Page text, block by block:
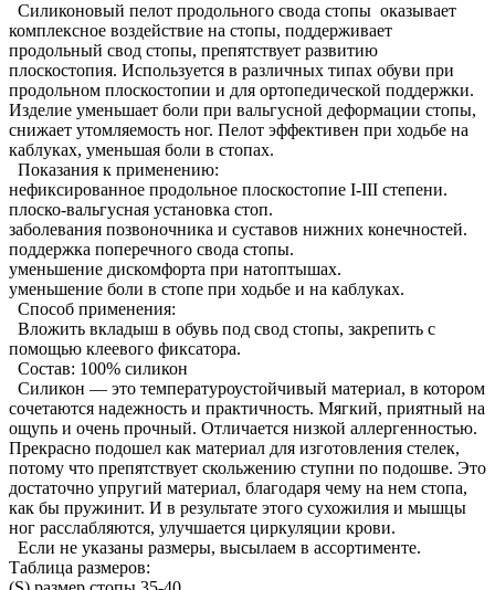
Силиконовый пелот продольного свода стопы оказывает
комплексное воздействие на стопы, поддерживает
продольный свод стопы, препятствует развитию
плоскостопия. Используется в различных типах обуви при
продольном плоскостопии и для ортопедической поддержки.
Изделие уменьшает боли при вальгусной деформации стопы,
снижает утомляемость ног. Пелот эффективен при ходьбе на
каблуках, уменьшая боли в стопах.
Показания к применению:
нефиксированное продольное плоскостопие I-III степени.
плоско-вальгусная установка стоп.
заболевания позвоночника и суставов нижних конечностей.
поддержка поперечного свода стопы.
уменьшение дискомфорта при натоптышах.
уменьшение боли в стопе при ходьбе и на каблуках.
Способ применения:
Вложить вкладыш в обувь под свод стопы, закрепить с
помощью клеевого фиксатора.
Состав: 100% силикон
Силикон — это температуроустойчивый материал, в котором
сочетаются надежность и практичность. Мягкий, приятный на
ощупь и очень прочный. Отличается низкой аллергенностью.
Прекрасно подошел как материал для изготовления стелек,
потому что препятствует скольжению ступни по подошве. Это
достаточно упругий материал, благодаря чему на нем стопа,
как бы пружинит. И в результате этого сухожилия и мышцы
ног расслабляются, улучшается циркуляции крови.
Если не указаны размеры, высылаем в ассортименте.
Таблица размеров: